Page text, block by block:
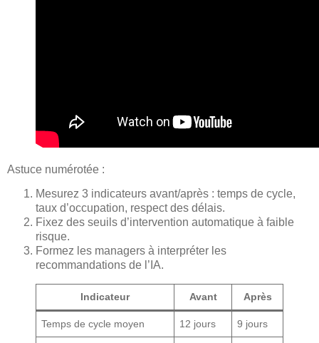
Astuce numérotée :
Mesurez 3 indicateurs avant/après : temps de cycle,
taux d’occupation, respect des délais.
Fixez des seuils d’intervention automatique à faible
risque.
Formez les managers à interpréter les
recommandations de l’IA.
Indicateur Avant Après
Temps de cycle moyen 12 jours 9 jours